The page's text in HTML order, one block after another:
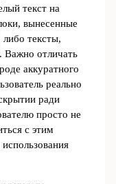
текст на
вынесенные
либо тексты,
Важно отличать
аккуратного
реально
ради
просто не
с этим